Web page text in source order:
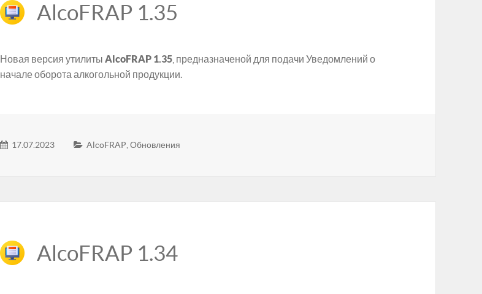
AlcoFRAP 1.35
Новая версия утилитыAlcoFRAP 1.35 , предназначеной для подачи Уведомлений о
начале оборота алкогольной продукции.
17.07.2023 AlcoFRAP,Обновления
AlcoFRAP 1.34